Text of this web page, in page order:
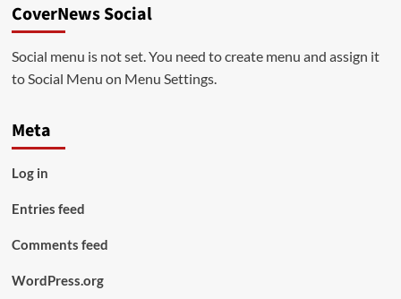
CoverNews Social
Social menu is not set. You need to create menu and assign it
to Social Menu on Menu Settings.
Meta
Log in
Entries feed
Comments feed
WordPress.org